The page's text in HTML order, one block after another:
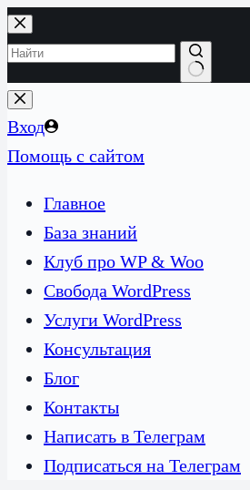
Перейти
к
сути
Ничего
не
найдено
Вход
Помощь с сайтом
Главное
База знаний
Клуб про WP & Woo
Свобода WordPress
Услуги WordPress
Консультация
Блог
Контакты
Написать в Телеграм
Подписаться на Телеграм